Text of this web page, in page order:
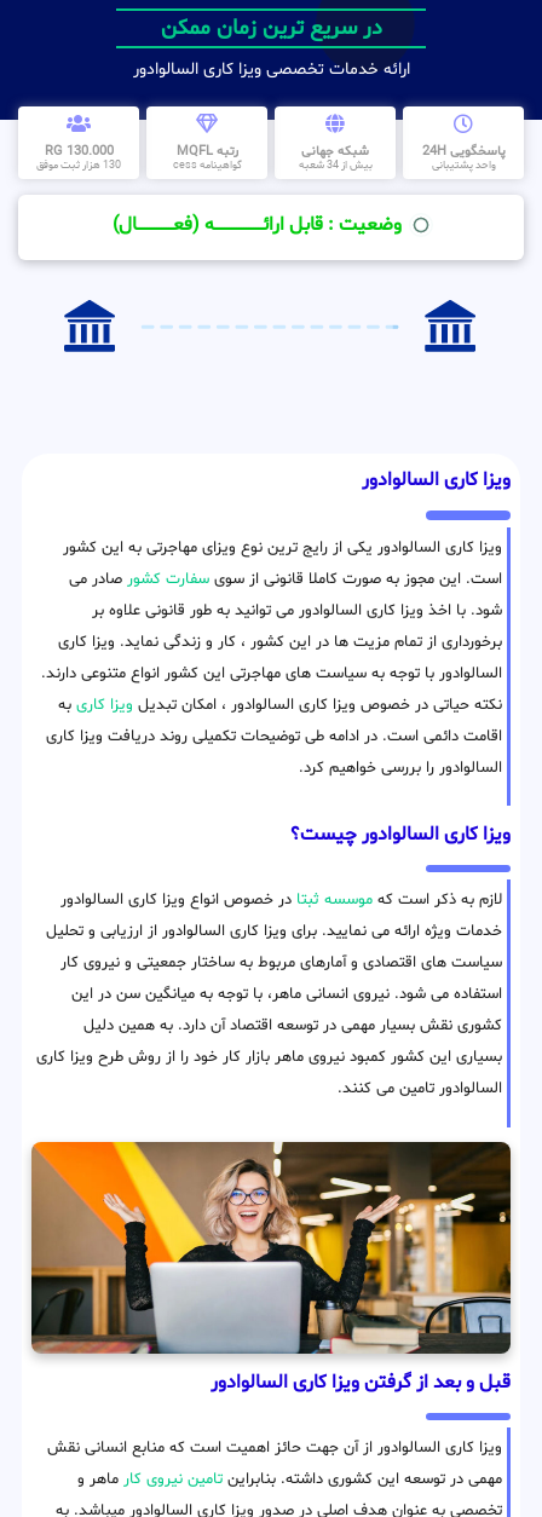
در سریع ترین زمان ممکن
ارائه خدمات تخصصی ویزا کاری السالوادور
پاسخگویی 24H
واحد پشتیبانی
شبکه جهانی
بیش از 34 شعبه
رتبه MQFL
گواهینامه cess
130.000 RG
130 هزار ثبت موفق
وضعیت : قابل ارائــــــــــــــــــــه (فعـــــــــــــــال)
ویزا کاری السالوادور
ویزا کاری السالوادور یکی از رایج ترین نوع ویزای مهاجرتی به این کشور
است. این مجوز به صورت کاملا قانونی از سوی سفارت کشور صادر می
شود. با اخذ ویزا کاری السالوادور می توانید به طور قانونی علاوه بر
برخورداری از تمام مزیت ها در این کشور ، کار و زندگی نماید. ویزا کاری
السالوادور با توجه به سیاست های مهاجرتی این کشور انواع متنوعی دارند.
نکته حیاتی در خصوص ویزا کاری السالوادور ، امکان تبدیل ویزا کاری به
اقامت دائمی است. در ادامه طی توضیحات تکمیلی روند دریافت ویزا کاری
السالوادور را بررسی خواهیم کرد.
ویزا کاری السالوادور چیست؟
لازم به ذکر است که موسسه ثبتا در خصوص انواع ویزا کاری السالوادور
خدمات ویژه ارائه می نمایید. برای ویزا کاری السالوادور از ارزیابی و تحلیل
سیاست های اقتصادی و آمارهای مربوط به ساختار جمعیتی و نیروی کار
استفاده می شود. نیروی انسانی ماهر، با توجه به میانگین سن در این
کشوری نقش بسیار مهمی در توسعه اقتصاد آن دارد. به همین دلیل
بسیاری این کشور کمبود نیروی ماهر بازار کار خود را از روش طرح ویزا کاری
السالوادور تامین می کنند.
قبل و بعد از گرفتن ویزا کاری السالوادور
ویزا کاری السالوادور از آن جهت حائز اهمیت است که منابع انسانی نقش
مهمی در توسعه این کشوری داشته. بنابراین تامین نیروی کار ماهر و
تخصصی به عنوان هدف اصلی در صدور ویزا کاری السالوادور میباشد. به